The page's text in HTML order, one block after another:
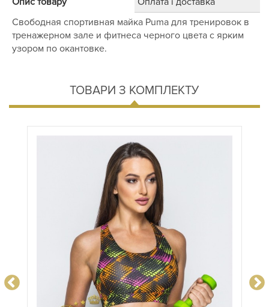
Свободная спортивная майка Puma для тренировок в
тренажерном зале и фитнеса черного цвета с ярким
узором по окантовке.
ТОВАРИ З КОМПЛЕКТУ